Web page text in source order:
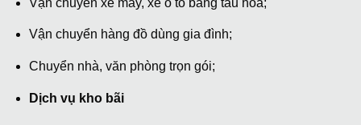
Vận chuyển hàng đồ dùng gia đình;
Chuyển nhà, văn phòng trọn gói;
Dịch vụ kho bãi